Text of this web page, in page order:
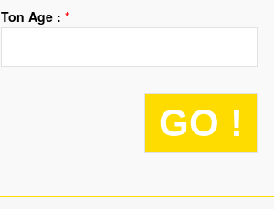
Ton Age : *